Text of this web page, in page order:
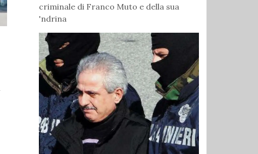
criminale di Franco Muto e della sua
'ndrina